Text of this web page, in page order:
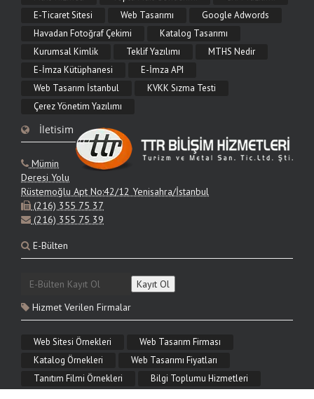
deneyimi, mobil uyum ve SEO açısından web tasarımının tüm aşamalarını TTR
Web Tasarım Fiyatları 2026
2026 web tasarım fiyatları proje türüne göre nasıl değişir? Kurumsal site, e-
ticaret ve özel yazılım maliyet mantığı, fiyatı etkileyen kapsamlar ve teklif alma
adımları.
9.06.2026
Kurumsal web sitesi tasarımı nedir, hangi özellikleri içermelidir? Marka itibarı,
yönetim paneli, mobil uyum ve SEO odaklı kurumsal site çözümleri TTR Bilişim'de.
9.06.2026
Mobil uyumlu (responsive) web tasarım nedir, neden önemlidir? Telefon ve tablette
kusursuz görünen, hızlı ve SEO dostu mobil web tasarım çözümleri TTR Bilişim'de.
E-Ticaret Sitesi
Web Tasarımı
Google Adwords
Havadan Fotoğraf Çekimi
Katalog Tasarımı
Kurumsal Kimlik
Teklif Yazılımı
MTHS Nedir
E-İmza Kütüphanesi
E-İmza API
Web Tasarım İstanbul
KVKK Sızma Testi
Çerez Yönetim Yazılımı
İletisim
Mümin
Deresi Yolu
Rüstemoğlu Apt No:42/12 Yenisahra/İstanbul
(216) 355 75 37
(216) 355 75 39
E-Bülten
Hizmet Verilen Firmalar
Web Sitesi Örnekleri
Web Tasarım Firması
Katalog Örnekleri
Web Tasarımı Fiyatları
Tanıtım Filmi Örnekleri
Bilgi Toplumu Hizmetleri